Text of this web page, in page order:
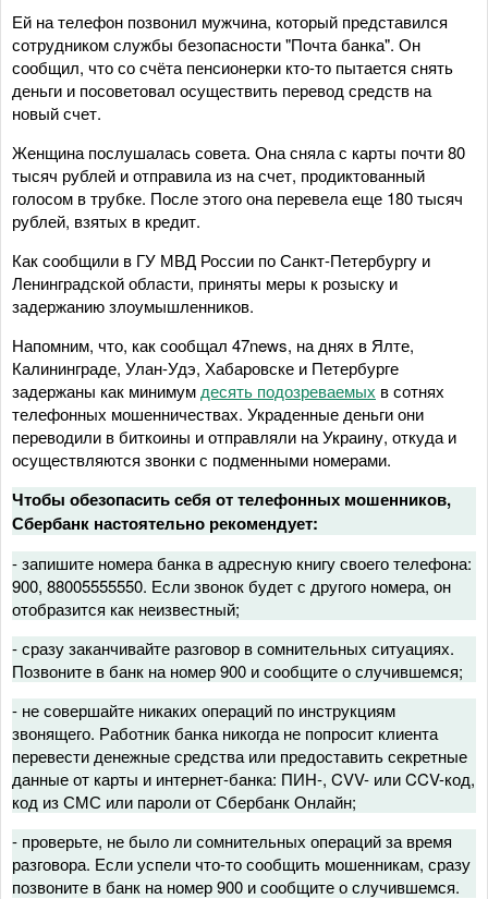
Ей на телефон позвонил мужчина, который представился
сотрудником службы безопасности "Почта банка". Он
сообщил, что со счёта пенсионерки кто-то пытается снять
деньги и посоветовал осуществить перевод средств на
новый счет.
Женщина послушалась совета. Она сняла с карты почти 80
тысяч рублей и отправила из на счет, продиктованный
голосом в трубке. После этого она перевела еще 180 тысяч
рублей, взятых в кредит.
Как сообщили в ГУ МВД России по Санкт-Петербургу и
Ленинградской области, приняты меры к розыску и
задержанию злоумышленников.
Напомним, что, как сообщал 47news, на днях в Ялте,
Калининграде, Улан-Удэ, Хабаровске и Петербурге
задержаны как минимум десять подозреваемых в сотнях
телефонных мошенничествах. Украденные деньги они
переводили в биткоины и отправляли на Украину, откуда и
осуществляются звонки с подменными номерами.
Чтобы обезопасить себя от телефонных мошенников,
Сбербанк настоятельно рекомендует:
- запишите номера банка в адресную книгу своего телефона:
900, 88005555550. Если звонок будет с другого номера, он
отобразится как неизвестный;
- сразу заканчивайте разговор в сомнительных ситуациях.
Позвоните в банк на номер 900 и сообщите о случившемся;
- не совершайте никаких операций по инструкциям
звонящего. Работник банка никогда не попросит клиента
перевести денежные средства или предоставить секретные
данные от карты и интернет-банка: ПИН-, CVV- или CCV-код,
код из СМС или пароли от Сбербанк Онлайн;
- проверьте, не было ли сомнительных операций за время
разговора. Если успели что-то сообщить мошенникам, сразу
позвоните в банк на номер 900 и сообщите о случившемся.